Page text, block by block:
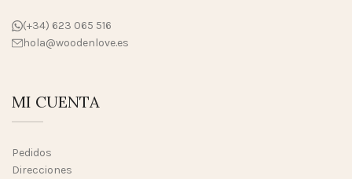
(+34) 623 065 516
hola@woodenlove.es
MI CUENTA
Pedidos
Direcciones